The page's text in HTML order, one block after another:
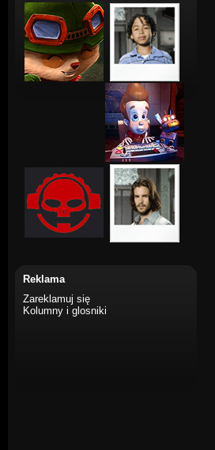
Reklama
Zareklamuj się
Kolumny i glosniki